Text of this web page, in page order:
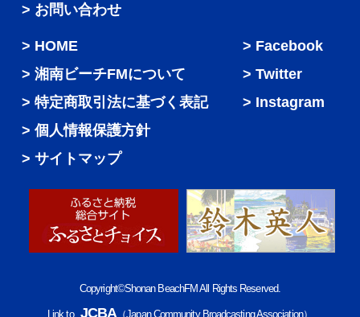
> お問い合わせ
HOME
湘南ビーチFMについて
特定商取引法に基づく表記
個人情報保護方針
サイトマップ
Facebook
Twitter
Instagram
Copyright©Shonan BeachFM All Rights Reserved.
Link to JCBA （Japan Community Broadcasting Association）